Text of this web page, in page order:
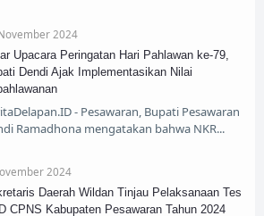
2024
Upacara Peringatan Hari Pahlawan ke-79,
Dendi Ajak Implementasikan Nilai
- Pesawaran, Bupati Pesawaran
Ramadhona mengatakan bahwa NKR
2024
Daerah Wildan Tinjau Pelaksanaan Tes
CPNS Kabupaten Pesawaran Tahun 2024